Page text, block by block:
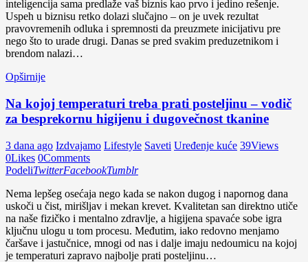
inteligencija sama predlaže vaš biznis kao prvo i jedino rešenje.
Uspeh u biznisu retko dolazi slučajno – on je uvek rezultat
pravovremenih odluka i spremnosti da preuzmete inicijativu pre
nego što to urade drugi. Danas se pred svakim preduzetnikom i
brendom nalazi…
Opširnije
Na kojoj temperaturi treba prati posteljinu – vodič
za besprekornu higijenu i dugovečnost tkanine
3 dana ago Izdvajamo Lifestyle Saveti Uređenje kuće 39Views
0Likes 0Comments
PodeliTwitterFacebookTumblr
Nema lepšeg osećaja nego kada se nakon dugog i napornog dana
uskoči u čist, mirišljav i mekan krevet. Kvalitetan san direktno utiče
na naše fizičko i mentalno zdravlje, a higijena spavaće sobe igra
ključnu ulogu u tom procesu. Međutim, iako redovno menjamo
čaršave i jastučnice, mnogi od nas i dalje imaju nedoumicu na kojoj
je temperaturi zapravo najbolje prati posteljinu…